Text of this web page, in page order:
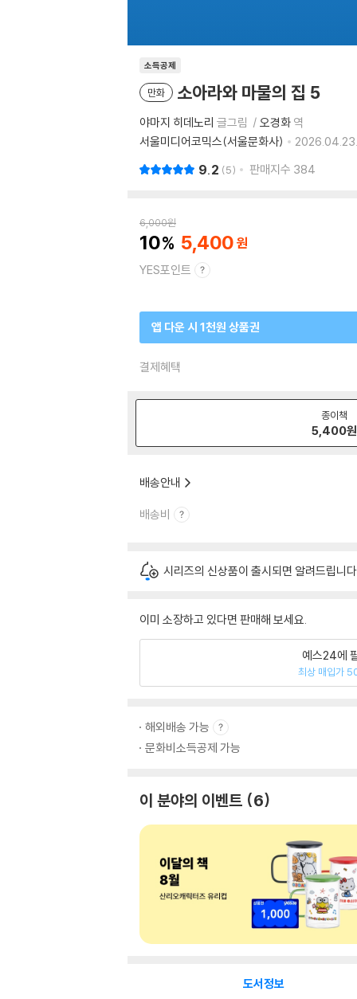
소득공제
만화 소아라와 마물의 집 5
야마지 히데노리 글그림 오경화 역
서울미디어코믹스(서울문화사)
2026.04.23.
9.2 5 판매지수 384
6,000원
10 5,400
YES포인트
앱 다운 시 1천원 상품권
결제혜택
종이책
5,400원
배송안내
배송비
시리즈의 신상품이 출시되면 알려드립니
이미 소장하고 있다면 판매해 보세요.
예스24에
최상 매입가
해외배송 가능
문화비소득공제 가능
이 분야의 이벤트 6
도서정보